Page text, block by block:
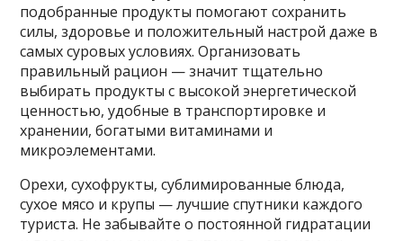
подобранные продукты помогают сохранить
силы, здоровье и положительный настрой даже в
самых суровых условиях. Организовать
правильный рацион — значит тщательно
выбирать продукты с высокой энергетической
ценностью, удобные в транспортировке и
хранении, богатыми витаминами и
микроэлементами.
Орехи, сухофрукты, сублимированные блюда,
сухое мясо и крупы — лучшие спутники каждого
туриста. Не забывайте о постоянной гидратации